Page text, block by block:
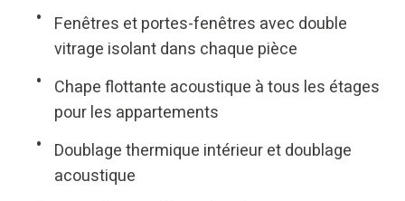
Fenêtres et portes-fenêtres avec double
vitrage isolant dans chaque pièce
Chape flottante acoustique à tous les étages
pour les appartements
Doublage thermique intérieur et doublage
acoustique